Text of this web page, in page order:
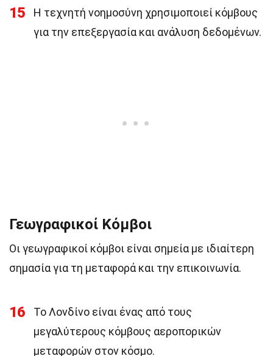
15
Η τεχνητή νοημοσύνη χρησιμοποιεί κόμβους
για την επεξεργασία και ανάλυση δεδομένων.
Γεωγραφικοί Κόμβοι
Οι γεωγραφικοί κόμβοι είναι σημεία με ιδιαίτερη
σημασία για τη μεταφορά και την επικοινωνία.
16
Το Λονδίνο είναι ένας από τους
μεγαλύτερους κόμβους αεροπορικών
μεταφορών στον κόσμο.